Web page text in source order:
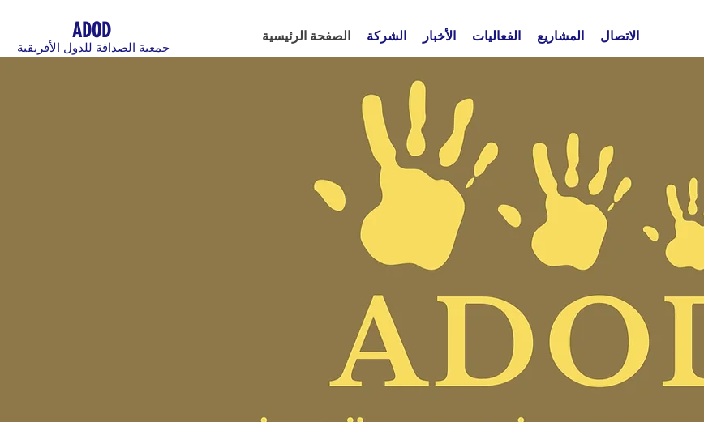
ADOD الصفحة الرئيسية الشركة الأخبار الفعاليات المشاريع الاتصال
جمعية الصداقة للدول الأفريقية